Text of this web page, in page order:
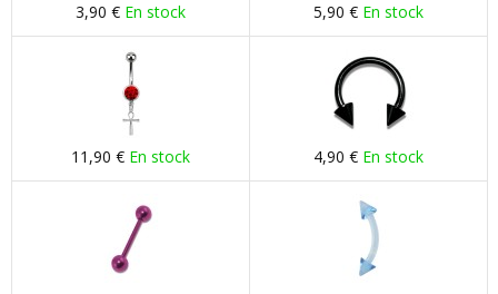
3,90 € En stock 5,90 € En stock
11,90 € En stock 4,90 € En stock